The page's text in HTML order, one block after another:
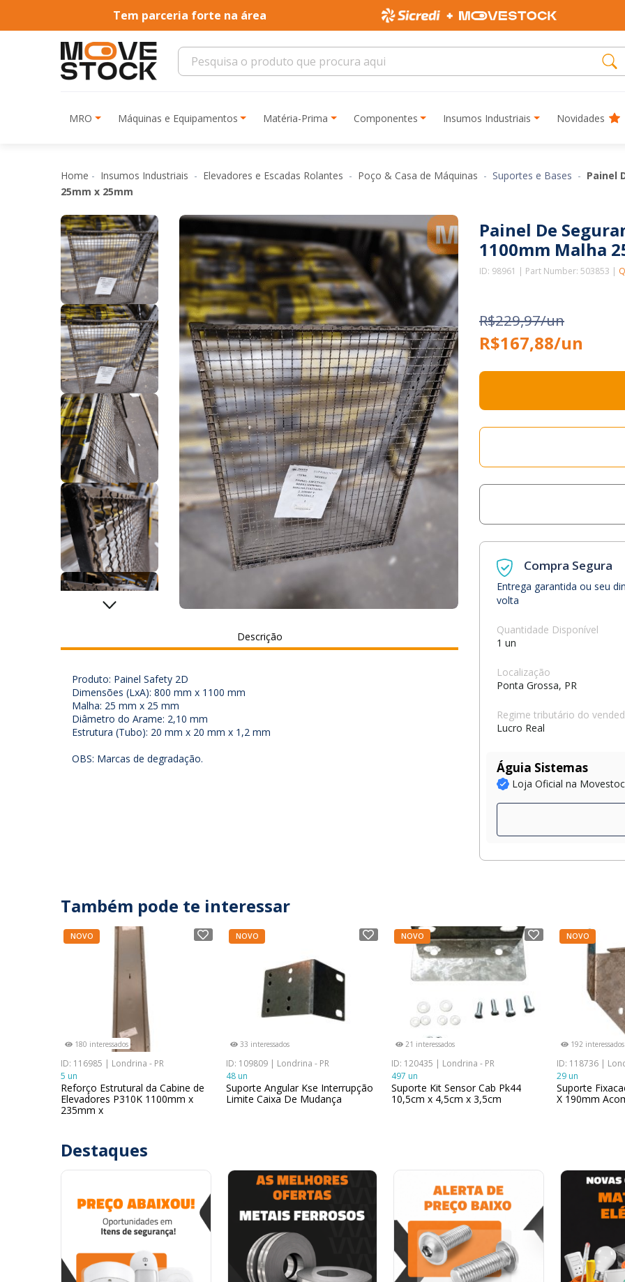
Tem parceria forte na área
MRO Máquinas e Equipamentos Matéria-Prima Componentes Insumos Industriais Novidades
Home Insumos Industriais Elevadores e Escadas Rolantes Poço & Casa de Máquinas Suportes e Bases
Painel
25mm x 25mm
Descrição
Produto: Painel Safety 2D
Dimensões (LxA): 800 mm x 1100 mm
Malha: 25 mm x 25 mm
Diâmetro do Arame: 2,10 mm
Estrutura (Tubo): 20 mm x 20 mm x 1,2 mm
OBS: Marcas de degradação.
Painel De
1100mm Malha
ID: 98961 | Part Number: 503853 |
R$229,97/un
R$167,88/un
Compra Segura
Entrega garantida ou seu
volta
Quantidade Disponível
1 un
Localização
Ponta Grossa, PR
Regime tributário do
Lucro Real
Águia Sistemas
Loja Oficial na
Também pode te interessar
NOVO
180 interessados
ID: 116985 | Londrina - PR
5 un
Reforço Estrutural da Cabine de
Elevadores P310K 1100mm x
235mm x
NOVO
33 interessados
ID: 109809 | Londrina - PR
48 un
Suporte Angular Kse Interrupção
Limite Caixa De Mudança
NOVO
21 interessados
ID: 120435 | Londrina - PR
497 un
Suporte Kit Sensor Cab Pk44
10,5cm x 4,5cm x 3,5cm
NOVO
192 interessados
ID: 118736 |
29 un
Suporte
X 190mm
Destaques